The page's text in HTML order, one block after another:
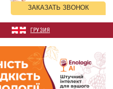
ЗАКАЗАТЬ ЗВОНОК
ГРУЗИЯ